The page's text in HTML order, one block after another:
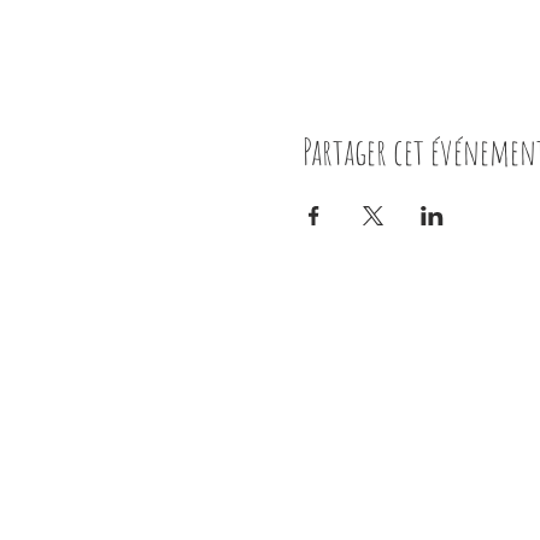
Partager cet